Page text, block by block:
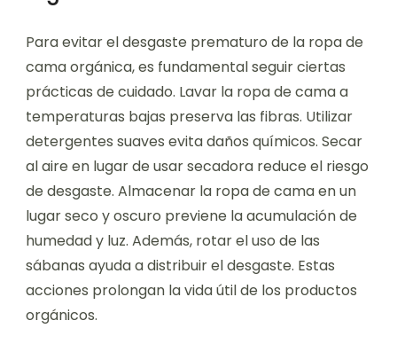
Para evitar el desgaste prematuro de la ropa de
cama orgánica, es fundamental seguir ciertas
prácticas de cuidado. Lavar la ropa de cama a
temperaturas bajas preserva las fibras. Utilizar
detergentes suaves evita daños químicos. Secar
al aire en lugar de usar secadora reduce el riesgo
de desgaste. Almacenar la ropa de cama en un
lugar seco y oscuro previene la acumulación de
humedad y luz. Además, rotar el uso de las
sábanas ayuda a distribuir el desgaste. Estas
acciones prolongan la vida útil de los productos
orgánicos.